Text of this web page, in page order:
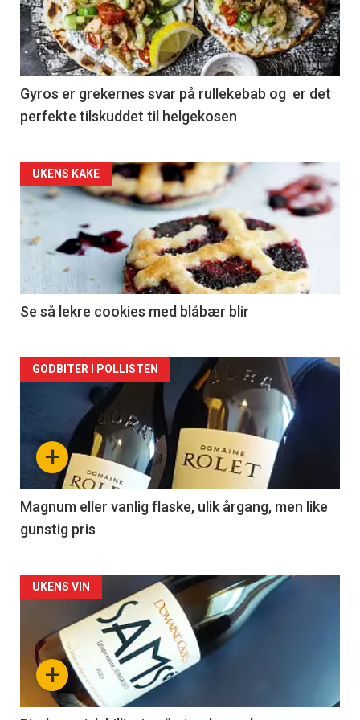
Gyros er grekernes svar på rullekebab og er det
perfekte tilskuddet til helgekosen
Forsiden
akkurat
nå
2
UKENS KAKE
Se så lekre cookies med blåbær blir
Forsiden
akkurat
nå
3
+
GODBITER I POLLISTEN
Magnum eller vanlig flaske, ulik årgang, men like
gunstig pris
Forsiden
akkurat
nå+
UKENS VIN